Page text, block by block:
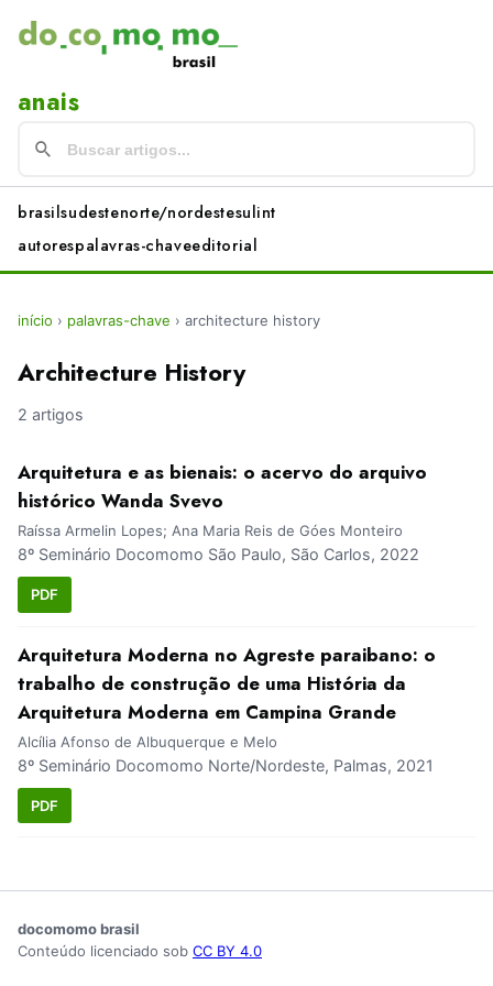
anais
brasilsudestenorte/nordestesulint
autorespalavras-chaveeditorial
início › palavras-chave › architecture history
Architecture History
2 artigos
Arquitetura e as bienais: o acervo do arquivo
histórico Wanda Svevo
Raíssa Armelin Lopes; Ana Maria Reis de Góes Monteiro
8º Seminário Docomomo São Paulo, São Carlos, 2022
PDF
Arquitetura Moderna no Agreste paraibano: o
trabalho de construção de uma História da
Arquitetura Moderna em Campina Grande
Alcília Afonso de Albuquerque e Melo
8º Seminário Docomomo Norte/Nordeste, Palmas, 2021
PDF
docomomo brasil
Conteúdo licenciado sob CC BY 4.0